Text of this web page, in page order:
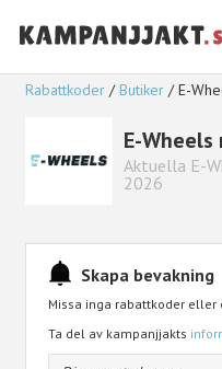
Rabattkoder Butiker E-
E-
Aktuella E-
2026
Skapa bevakning
Missa inga rabattkoder eller
Ta del av kampanjjakts